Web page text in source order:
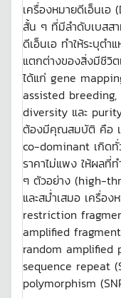
เครื่องหมายดีเอ็นเ
สั้น ๆ ที่มีลำดับเบสส
ดีเอ็นเอ ทำให้ระบุตำ
แตกต่างของสิ่งมีชีวิต
ได้แก่ gene
assisted
diversity และ
ต้องมีคุณสมบัติ คือ
co-dominant เกิดทั่
ราคาไม่แพง ให้ผลที่
ๆ ตัวอย่าง (high-
และสม่ำเสมอ เครื่อ
restriction
amplified
random amplified
sequence repeat
polymorphism